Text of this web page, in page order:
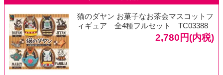
猫のダヤン お菓子なお茶会マスコットフ
ィギュア 全4種フルセット TC03388
2,780円(内税)